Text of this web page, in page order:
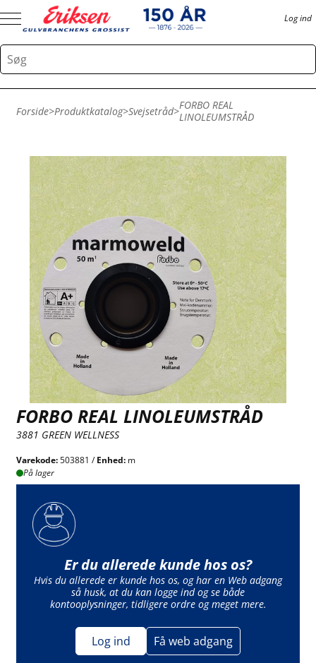
Log ind
Forside>Produktkatalog>Svejsetråd>FORBO REAL
LINOLEUMSTRÅD
FORBO REAL LINOLEUMSTRÅD
3881 GREEN WELLNESS
Varekode:503881 /Enhed: m
På lager
Er du allerede kunde hos os?
Hvis du allerede er kunde hos os, og har en Web adgang
så husk, at du kan logge ind og se både
kontooplysninger, tidligere ordre og meget mere.
Log ind Få web adgang